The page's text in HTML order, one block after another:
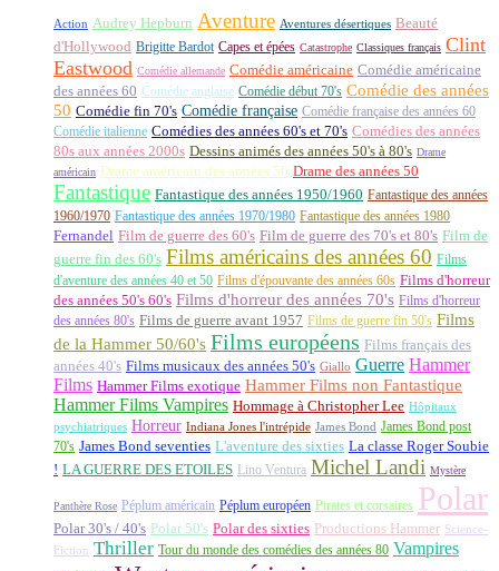
Action Audrey Hepburn Aventure Aventures désertiques Beauté
d'Hollywood Brigitte Bardot Capes et épées Catastrophe Classiques français Clint
Eastwood Comédie allemande Comédie américaine Comédie américaine
des années 60 Comédie anglaise Comédie début 70's Comédie des années
50 Comédie fin 70's Comédie française Comédie française des années 60
Comédie italienne Comédies des années 60's et 70's Comédies des années
80s aux années 2000s Dessins animés des années 50's à 80's Drame
américain Drame américain des années 50 Drame des années 50
Fantastique Fantastique des années 1950/1960 Fantastique des années
1960/1970 Fantastique des années 1970/1980 Fantastique des années 1980
Fernandel Film de guerre des 60's Film de guerre des 70's et 80's Film de
guerre fin des 60's Films américains des années 60 Films
d'aventure des années 40 et 50 Films d'épouvante des années 60s Films d'horreur
des années 50's 60's Films d'horreur des années 70's Films d'horreur
des années 80's Films de guerre avant 1957 Films de guerre fin 50's Films
de la Hammer 50/60's Films européens Films français des
années 40's Films musicaux des années 50's Giallo Guerre Hammer
Films Hammer Films exotique Hammer Films non Fantastique
Hammer Films Vampires Hommage à Christopher Lee Hôpitaux
psychiatriques Horreur Indiana Jones l'intrépide James Bond James Bond post
70's James Bond seventies L'aventure des sixties La classe Roger Soubie
! LA GUERRE DES ETOILES Lino Ventura Michel Landi Mystère
Panthère Rose Péplum américain Péplum européen Pirates et corsaires Polar
Polar 30's / 40's Polar 50's Polar des sixties Productions Hammer Science-
Fiction Thriller Tour du monde des comédies des années 80 Vampires